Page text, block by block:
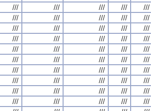
/// /// /// /// ///
/// /// /// /// ///
/// /// /// /// ///
/// /// /// /// ///
/// /// /// /// ///
/// /// /// /// ///
/// /// /// /// ///
/// /// /// /// ///
/// /// /// /// ///
/// /// /// /// ///